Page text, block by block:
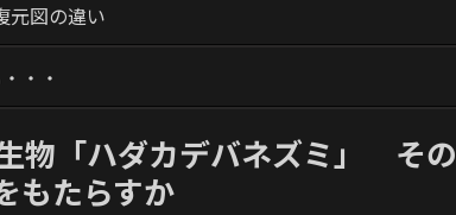
元図の違い
・・
物「ハダカデバネズミ」 その
もたらすか